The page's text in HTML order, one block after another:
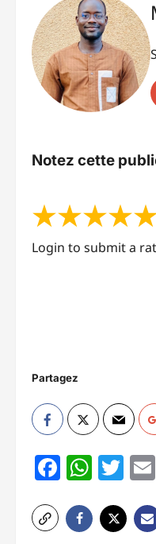
Notez cette
★★★★
Login to submit a
Partagez